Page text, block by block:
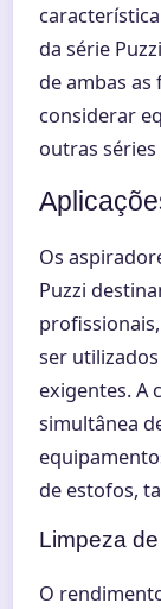
da série
de ambas as
considerar
outras
Os
Puzzi
ser
exigentes. A
simultânea
de estofos,
Limpeza
O